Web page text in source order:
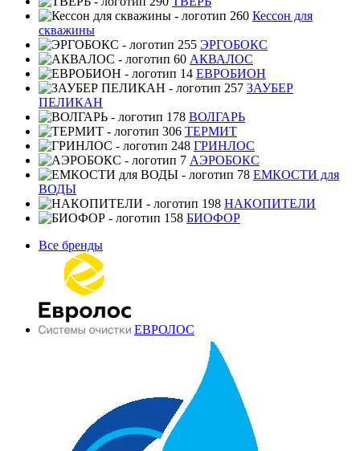
Кессон для
скважины
ЭРГОБОКС
АКВАЛОС
ЕВРОБИОН
ЗАУБЕР
ПЕЛИКАН
ВОЛГАРЬ
ТЕРМИТ
ГРИНЛОС
АЭРОБОКС
ЕМКОСТИ для
ВОДЫ
НАКОПИТЕЛИ
БИОФОР
Все бренды
ЕВРОЛОС